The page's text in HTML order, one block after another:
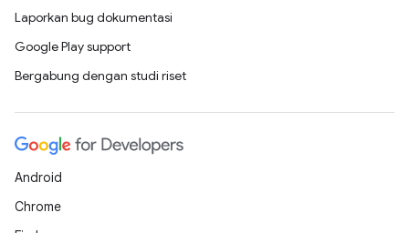
Laporkan bug dokumentasi
Google Play support
Bergabung dengan studi riset
Android
Chrome